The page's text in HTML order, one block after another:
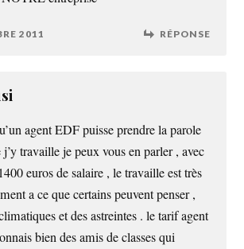
2011 RÉPONSE
agent EDF puisse prendre la parole
travaille je peux vous en parler , avec
euros de salaire , le travaille est très
a ce que certains peuvent penser ,
et des astreintes . le tarif agent
bien des amis de classes qui